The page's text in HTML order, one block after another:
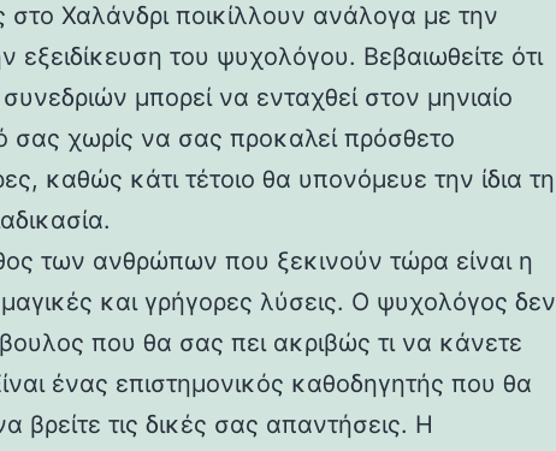
στο Χαλάνδρι ποικίλλουν ανάλογα με την
εξειδίκευση του ψυχολόγου. Βεβαιωθείτε ότι
μπορεί να ενταχθεί στον μηνιαίο
σας χωρίς να σας προκαλεί πρόσθετο
καθώς κάτι τέτοιο θα υπονόμευε την ίδια τη
των ανθρώπων που ξεκινούν τώρα είναι η
και γρήγορες λύσεις. Ο ψυχολόγος δεν
που θα σας πει ακριβώς τι να κάνετε
ένας επιστημονικός καθοδηγητής που θα
βρείτε τις δικές σας απαντήσεις. Η